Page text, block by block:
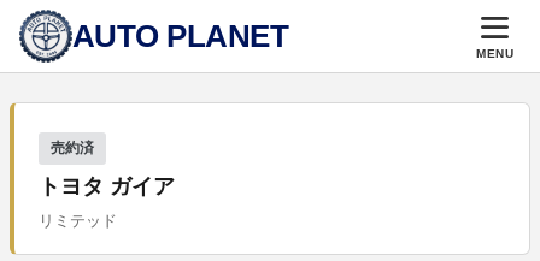
AUTO PLANET MENU
売約済
トヨタ ガイア
リミテッド